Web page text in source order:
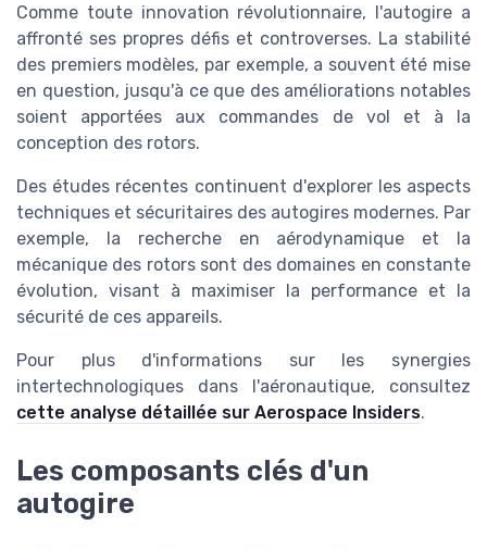
Comme toute innovation révolutionnaire, l'autogire a
affronté ses propres défis et controverses. La stabilité
des premiers modèles, par exemple, a souvent été mise
en question, jusqu'à ce que des améliorations notables
soient apportées aux commandes de vol et à la
conception des rotors.
Des études récentes continuent d'explorer les aspects
techniques et sécuritaires des autogires modernes. Par
exemple, la recherche en aérodynamique et la
mécanique des rotors sont des domaines en constante
évolution, visant à maximiser la performance et la
sécurité de ces appareils.
Pour plus d'informations sur les synergies
intertechnologiques dans l'aéronautique, consultez
cette analyse détaillée sur Aerospace Insiders.
Les composants clés d'un
autogire